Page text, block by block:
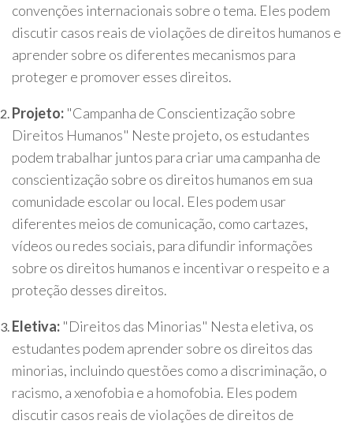
convenções internacionais sobre o tema. Eles podem
discutir casos reais de violações de direitos humanos e
aprender sobre os diferentes mecanismos para
proteger e promover esses direitos.
Projeto: "Campanha de Conscientização sobre
Direitos Humanos" Neste projeto, os estudantes
podem trabalhar juntos para criar uma campanha de
conscientização sobre os direitos humanos em sua
comunidade escolar ou local. Eles podem usar
diferentes meios de comunicação, como cartazes,
vídeos ou redes sociais, para difundir informações
sobre os direitos humanos e incentivar o respeito e a
proteção desses direitos.
Eletiva: "Direitos das Minorias" Nesta eletiva, os
estudantes podem aprender sobre os direitos das
minorias, incluindo questões como a discriminação, o
racismo, a xenofobia e a homofobia. Eles podem
discutir casos reais de violações de direitos de